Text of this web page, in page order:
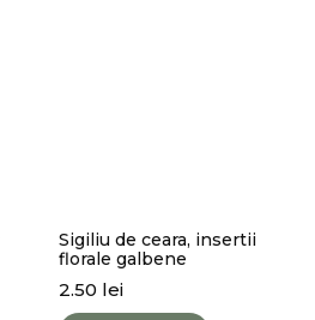
Sigiliu de ceara, insertii
florale galbene
2.50 lei